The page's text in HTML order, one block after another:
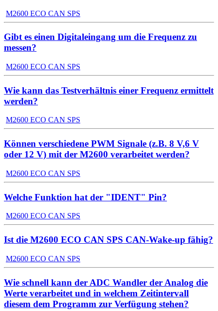
M2600 ECO CAN SPS
Gibt es einen Digitaleingang um die Frequenz zu
messen?
M2600 ECO CAN SPS
Wie kann das Testverhältnis einer Frequenz ermittelt
werden?
M2600 ECO CAN SPS
Können verschiedene PWM Signale (z.B. 8 V,6 V
oder 12 V) mit der M2600 verarbeitet werden?
M2600 ECO CAN SPS
Welche Funktion hat der "IDENT" Pin?
M2600 ECO CAN SPS
Ist die M2600 ECO CAN SPS CAN-Wake-up fähig?
M2600 ECO CAN SPS
Wie schnell kann der ADC Wandler der Analog die
Werte verarbeitet und in welchem Zeitintervall
diesem dem Programm zur Verfügung stehen?